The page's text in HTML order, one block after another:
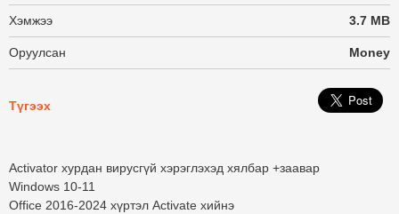
Хэмжээ 3.7 MB
Оруулсан Money
Түгээх
Activator хурдан вирусгүй хэрэглэхэд хялбар +заавар
Windows 10-11
Office 2016-2024 хүртэл Activate хийнэ